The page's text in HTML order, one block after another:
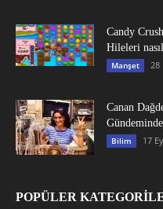
Candy
Hileleri
Manşet 28
Canan
Gündeminde
Bilim 17
POPÜLER